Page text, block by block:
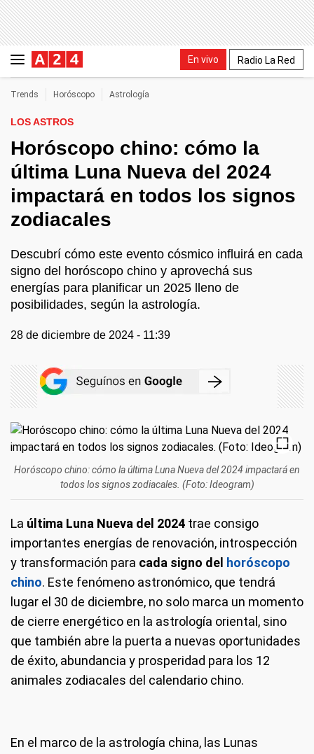
En vivo Radio La Red
Trends Horóscopo Astrología
LOS ASTROS
Horóscopo chino: cómo la
última Luna Nueva del 2024
impactará en todos los signos
zodiacales
Descubrí cómo este evento cósmico influirá en cada
signo del horóscopo chino y aprovechá sus
energías para planificar un 2025 lleno de
posibilidades, según la astrología.
28 de diciembre de 2024 - 11:39
Horóscopo chino: cómo la última Luna Nueva del 2024 impactará en
todos los signos zodiacales. (Foto: Ideogram)
La última Luna Nueva del 2024 trae consigo
importantes energías de renovación, introspección
y transformación para cada signo del horóscopo
chino. Este fenómeno astronómico, que tendrá
lugar el 30 de diciembre, no solo marca un momento
de cierre energético en la astrología oriental, sino
que también abre la puerta a nuevas oportunidades
de éxito, abundancia y prosperidad para los 12
animales zodiacales del calendario chino.
En el marco de la astrología china, las Lunas